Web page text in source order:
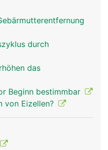
durch
das
Beginn bestimmbar
von Eizellen?